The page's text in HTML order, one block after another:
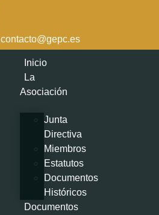
contacto@gepc.es
Inicio
La
Asociación
Junta
Directiva
Miembros
Estatutos
Documentos
Históricos
Documentos